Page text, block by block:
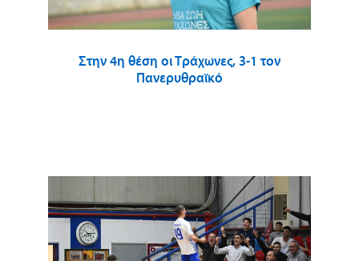
Στην 4η θέση οι Τράχωνες, 3-1 τον
Πανερυθραϊκό